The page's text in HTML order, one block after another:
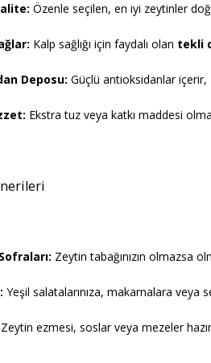
Özenle seçilen, en iyi zeytinler
Kalp sağlığı için faydalı olan tekli
Deposu: Güçlü antioksidanlar içerir,
Ekstra tuz veya katkı maddesi
Zeytin tabağınızın olmazsa
Yeşil salatalarınıza, makarnalara veya
Zeytin ezmesi, soslar veya mezeler